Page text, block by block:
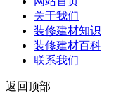
关于我们
装修建材知识
装修建材百科
联系我们
返回顶部